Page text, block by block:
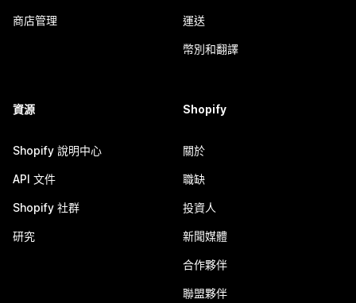
商店管理 運送
幣別和翻譯
資源
Shopify 說明中心
API 文件
Shopify 社群
研究
Shopify
關於
職缺
投資人
新聞媒體
合作夥伴
聯盟夥伴